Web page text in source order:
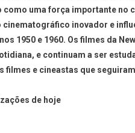
como uma força importante no
cinematográfico inovador e
1950 e 1960. Os filmes da
e continuam a ser
filmes e cineastas que
de hoje